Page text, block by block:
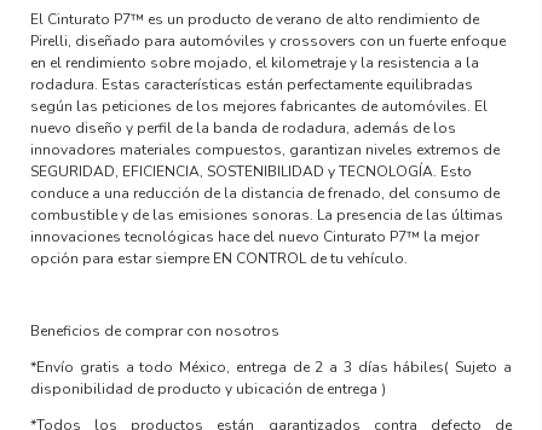
El Cinturato P7™ es un producto de verano de alto rendimiento de
Pirelli, diseñado para automóviles y crossovers con un fuerte enfoque
en el rendimiento sobre mojado, el kilometraje y la resistencia a la
rodadura. Estas características están perfectamente equilibradas
según las peticiones de los mejores fabricantes de automóviles. El
nuevo diseño y perfil de la banda de rodadura, además de los
innovadores materiales compuestos, garantizan niveles extremos de
SEGURIDAD, EFICIENCIA, SOSTENIBILIDAD y TECNOLOGÍA. Esto
conduce a una reducción de la distancia de frenado, del consumo de
combustible y de las emisiones sonoras. La presencia de las últimas
innovaciones tecnológicas hace del nuevo Cinturato P7™ la mejor
opción para estar siempre EN CONTROL de tu vehículo.
Beneficios de comprar con nosotros
*Envío gratis a todo México, entrega de 2 a 3 días hábiles( Sujeto a
disponibilidad de producto y ubicación de entrega )
*Todos los productos están garantizados contra defecto de